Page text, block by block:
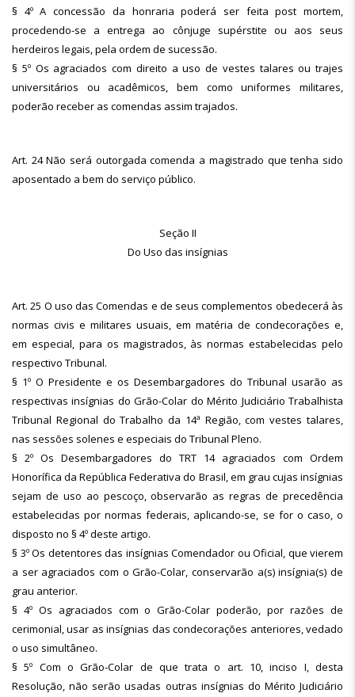
§ 4º A concessão da honraria poderá ser feita post mortem,
procedendo-se a entrega ao cônjuge supérstite ou aos seus
herdeiros legais, pela ordem de sucessão.
§ 5º Os agraciados com direito a uso de vestes talares ou trajes
universitários ou acadêmicos, bem como uniformes militares,
poderão receber as comendas assim trajados.
Art. 24 Não será outorgada comenda a magistrado que tenha sido
aposentado a bem do serviço público.
Seção II
Do Uso das insígnias
Art. 25 O uso das Comendas e de seus complementos obedecerá às
normas civis e militares usuais, em matéria de condecorações e,
em especial, para os magistrados, às normas estabelecidas pelo
respectivo Tribunal.
§ 1º O Presidente e os Desembargadores do Tribunal usarão as
respectivas insígnias do Grão-Colar do Mérito Judiciário Trabalhista
Tribunal Regional do Trabalho da 14ª Região, com vestes talares,
nas sessões solenes e especiais do Tribunal Pleno.
§ 2º Os Desembargadores do TRT 14 agraciados com Ordem
Honorífica da República Federativa do Brasil, em grau cujas insígnias
sejam de uso ao pescoço, observarão as regras de precedência
estabelecidas por normas federais, aplicando-se, se for o caso, o
disposto no § 4º deste artigo.
§ 3º Os detentores das insígnias Comendador ou Oficial, que vierem
a ser agraciados com o Grão-Colar, conservarão a(s) insígnia(s) de
grau anterior.
§ 4º Os agraciados com o Grão-Colar poderão, por razões de
cerimonial, usar as insígnias das condecorações anteriores, vedado
o uso simultâneo.
§ 5º Com o Grão-Colar de que trata o art. 10, inciso I, desta
Resolução, não serão usadas outras insígnias do Mérito Judiciário